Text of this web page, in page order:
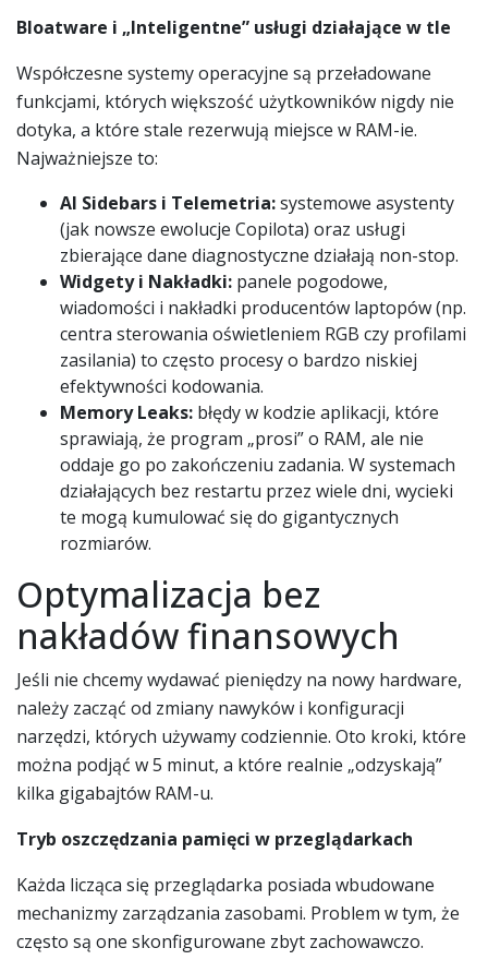
Bloatware i „Inteligentne” usługi działające w tle
Współczesne systemy operacyjne są przeładowane
funkcjami, których większość użytkowników nigdy nie
dotyka, a które stale rezerwują miejsce w RAM-ie.
Najważniejsze to:
AI Sidebars i Telemetria:systemowe asystenty
(jak nowsze ewolucje Copilota) oraz usługi
zbierające dane diagnostyczne działają non-stop.
Widgety i Nakładki: panele pogodowe,
wiadomości i nakładki producentów laptopów (np.
centra sterowania oświetleniem RGB czy profilami
zasilania) to często procesy o bardzo niskiej
efektywności kodowania.
Memory Leaks: błędy w kodzie aplikacji, które
sprawiają, że program „prosi” o RAM, ale nie
oddaje go po zakończeniu zadania. W systemach
działających bez restartu przez wiele dni, wycieki
te mogą kumulować się do gigantycznych
rozmiarów.
Optymalizacja bez
nakładów finansowych
Jeśli nie chcemy wydawać pieniędzy na nowy hardware,
należy zacząć od zmiany nawyków i konfiguracji
narzędzi, których używamy codziennie. Oto kroki, które
można podjąć w 5 minut, a które realnie „odzyskają”
kilka gigabajtów RAM-u.
Tryb oszczędzania pamięci w przeglądarkach
Każda licząca się przeglądarka posiada wbudowane
mechanizmy zarządzania zasobami. Problem w tym, że
często są one skonfigurowane zbyt zachowawczo.